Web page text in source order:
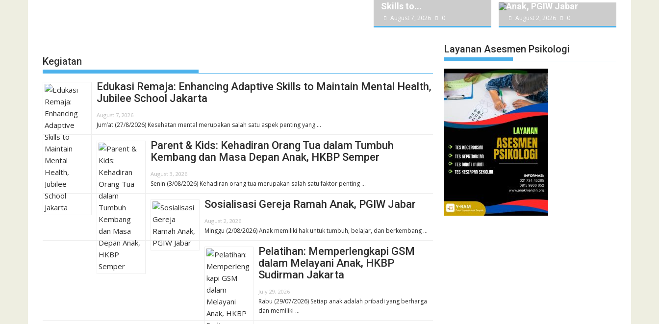
Skills to...
August 7, 2026 0
Anak, PGIW Jabar
August 2, 2026 0
Kegiatan
Edukasi Remaja: Enhancing Adaptive Skills to Maintain Mental Health,
Jubilee School Jakarta
August 7, 2026
Jum’at (27/8/2026) Kesehatan mental merupakan salah satu aspek penting yang …
Parent & Kids: Kehadiran Orang Tua dalam Tumbuh
Kembang dan Masa Depan Anak, HKBP Semper
August 3, 2026
Senin (3/08/2026) Kehadiran orang tua merupakan salah satu faktor penting …
Sosialisasi Gereja Ramah Anak, PGIW Jabar
August 2, 2026
Minggu (2/08/2026) Anak memiliki hak untuk tumbuh, belajar, dan berkembang …
Pelatihan: Memperlengkapi GSM
dalam Melayani Anak, HKBP
Sudirman Jakarta
July 29, 2026
Rabu (29/07/2026) Setiap anak adalah pribadi yang berharga
dan memiliki …
Layanan Asesmen Psikologi